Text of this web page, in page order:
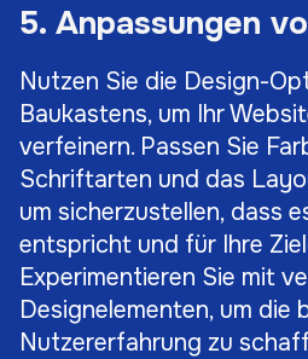
5. Anpassungen
Nutzen Sie die Design-
Baukastens, um Ihr
verfeinern. Passen Sie
Schriftarten und das
um sicherzustellen, dass
entspricht und für Ihre
Experimentieren Sie mit
Designelementen, um die
Nutzererfahrung zu